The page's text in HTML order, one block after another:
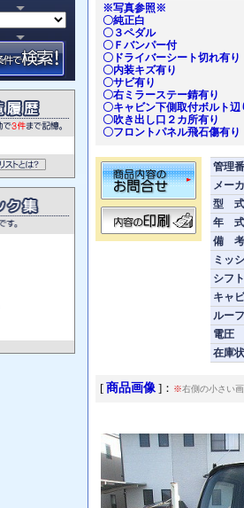
※写真参照※
〇純正白
〇３ペダル
〇Ｆバンパー付
〇ドライバーシート切れ有り
〇内装キズ有り
〇サビ有り
〇右ミラーステー錆有り
〇キャビン下側取付ボルト辺
〇吹き出し口２カ所有り
〇フロントパネル飛石傷有り
管理
メー
型 式
年 式
備 考
ミッ
シフト
キャ
ルー
電圧
在庫
[ 商品画像 ]： ※右側の小さい